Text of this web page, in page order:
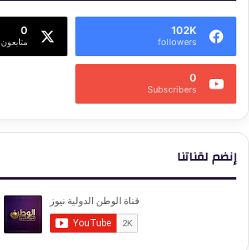
102K
followers
0
متابعون
0
Subscribers
إنضم لقناتنا